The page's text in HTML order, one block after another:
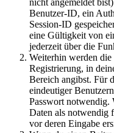
Benutzer-ID, ein
Session-ID
eine Gültigkeit von
jederzeit über die
Weiterhin werden die
Registrierung, in
Bereich angibst. Für
eindeutiger
Passwort notwendig.
Daten als notwendig
vor deren Eingabe